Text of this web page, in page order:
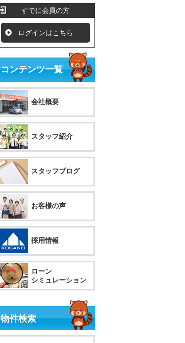
すでに会員の方
ログインはこちら
コンテンツ一覧
会社概要
スタッフ紹介
スタッフブログ
お客様の声
採用情報
ローン
シミュレーション
物件検索